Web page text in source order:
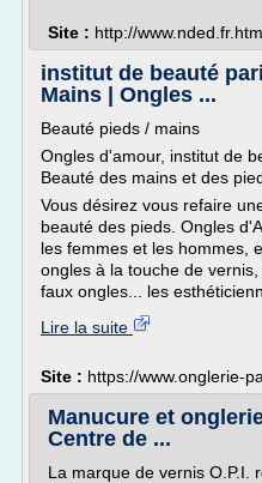
Site : http://
institut de beauté
Mains | Ongles ...
Beauté pieds / mains
Ongles d'amour, institut de
Beauté des mains et des
Vous désirez vous refaire
beauté des pieds. Ongles
les femmes et les hommes,
ongles à la touche de
faux ongles... les
Lire la suite
Site : https://www.onglerie-
Manucure et
Centre de ...
La marque de vernis O.P.I.